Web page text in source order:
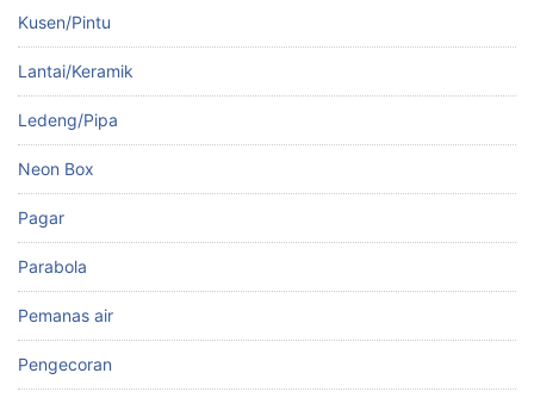
Kusen/Pintu
Lantai/Keramik
Ledeng/Pipa
Neon Box
Pagar
Parabola
Pemanas air
Pengecoran